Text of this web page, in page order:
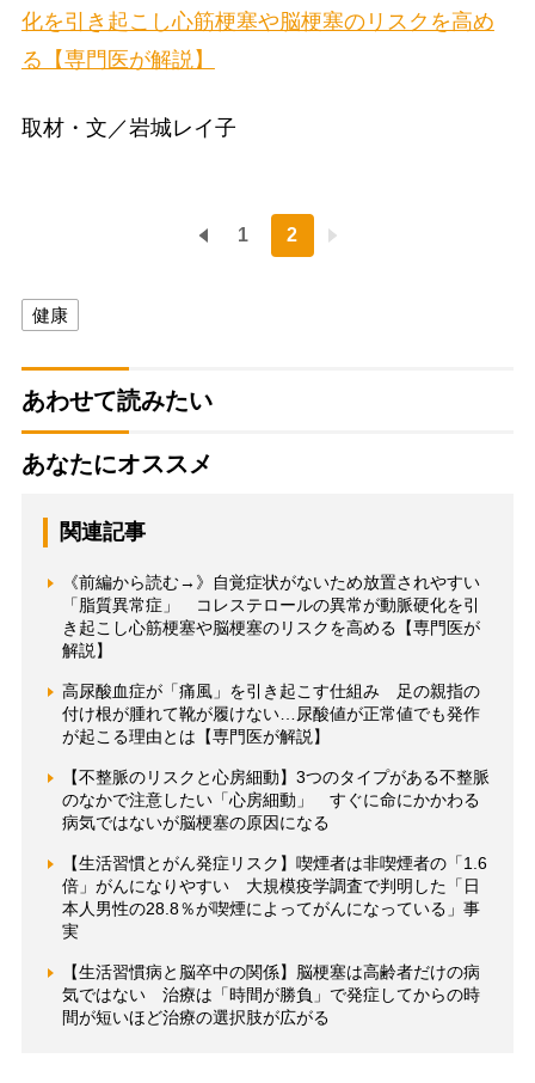
化を引き起こし心筋梗塞や脳梗塞のリスクを高め
る【専門医が解説】
取材・文／岩城レイ子
1 2
健康
あわせて読みたい
あなたにオススメ
関連記事
《前編から読む→》自覚症状がないため放置されやすい
「脂質異常症」 コレステロールの異常が動脈硬化を引
き起こし心筋梗塞や脳梗塞のリスクを高める【専門医が
解説】
高尿酸血症が「痛風」を引き起こす仕組み 足の親指の
付け根が腫れて靴が履けない…尿酸値が正常値でも発作
が起こる理由とは【専門医が解説】
【不整脈のリスクと心房細動】3つのタイプがある不整脈
のなかで注意したい「心房細動」 すぐに命にかかわる
病気ではないが脳梗塞の原因になる
【生活習慣とがん発症リスク】喫煙者は非喫煙者の「1.6
倍」がんになりやすい 大規模疫学調査で判明した「日
本人男性の28.8％が喫煙によってがんになっている」事
実
【生活習慣病と脳卒中の関係】脳梗塞は高齢者だけの病
気ではない 治療は「時間が勝負」で発症してからの時
間が短いほど治療の選択肢が広がる